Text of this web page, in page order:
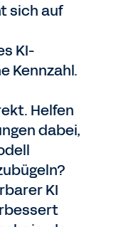
sich auf
KI-
Kennzahl.
Helfen
dabei,
KI